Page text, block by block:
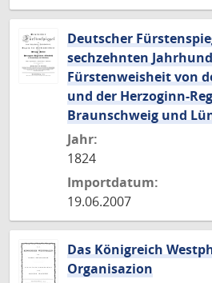
Deutscher
sechzehnten
Fürstenweisheit von
und der Herzoginn-
Braunschweig und
Jahr:
1824
Importdatum:
19.06.2007
Das Königreich
Organisazion